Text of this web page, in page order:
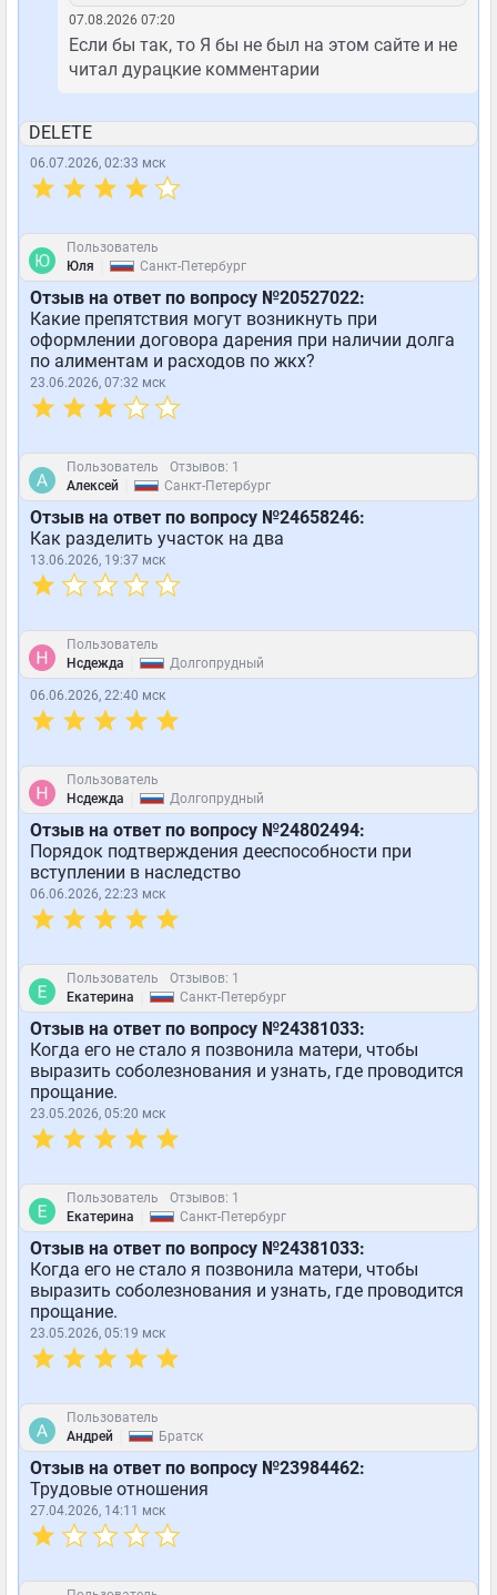
07.08.2026 07:20
Если бы так, то Я бы не был на этом сайте и не
читал дурацкие комментарии
DELETE
06.07.2026, 02:33 мск
Пользователь
Юля
Санкт-Петербург
Отзыв на ответ по вопросу №20527022:
Какие препятствия могут возникнуть при
оформлении договора дарения при наличии долга
по алиментам и расходов по жкх?
23.06.2026, 07:32 мск
Пользователь
Отзывов: 1
Алексей
Санкт-Петербург
Отзыв на ответ по вопросу №24658246:
Как разделить участок на два
13.06.2026, 19:37 мск
Пользователь
Нсдежда
Долгопрудный
06.06.2026, 22:40 мск
Пользователь
Нсдежда
Долгопрудный
Отзыв на ответ по вопросу №24802494:
Порядок подтверждения дееспособности при
вступлении в наследство
06.06.2026, 22:23 мск
Пользователь
Отзывов: 1
Екатерина
Санкт-Петербург
Отзыв на ответ по вопросу №24381033:
Когда его не стало я позвонила матери, чтобы
выразить соболезнования и узнать, где проводится
прощание.
23.05.2026, 05:20 мск
Пользователь
Отзывов: 1
Екатерина
Санкт-Петербург
Отзыв на ответ по вопросу №24381033:
Когда его не стало я позвонила матери, чтобы
выразить соболезнования и узнать, где проводится
прощание.
23.05.2026, 05:19 мск
Пользователь
Андрей
Братск
Отзыв на ответ по вопросу №23984462:
Трудовые отношения
27.04.2026, 14:11 мск